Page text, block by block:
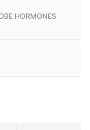
증상의 치료
HORMONES